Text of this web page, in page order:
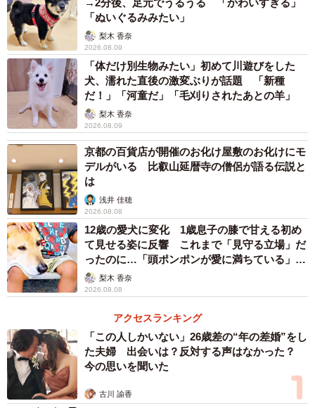
→2分後、足元でうるうる 「かわいすぎる」
「ぬいぐるみみたい」
梨木 香奈
2026.08.09
「体だけ別生物みたい」初めて川遊びをした
犬、濡れた直後の激変ぶりが話題 「新種
だ！」「河童だ」「毛刈りされたあとの羊」
梨木 香奈
2026.08.09
京都の百貨店が開催のお化け屋敷のお化けにモ
デルがいる 比叡山延暦寺の僧侶が語る伝説と
は
浅井 佳穂
2026.08.08
12歳の愛犬に変化 1歳息子の膝で甘える初め
て見せる姿に反響 これまで「見守る立場」だ
ったのに…「頭ポンポンが愛に満ちている」
「尊…」
梨木 香奈
2026.08.08
アクセスランキング
「この人しかいない」26歳差の“年の差婚”をし
た夫婦 出会いは？反対する声はなかった？
今の思いを聞いた
古川 諭香